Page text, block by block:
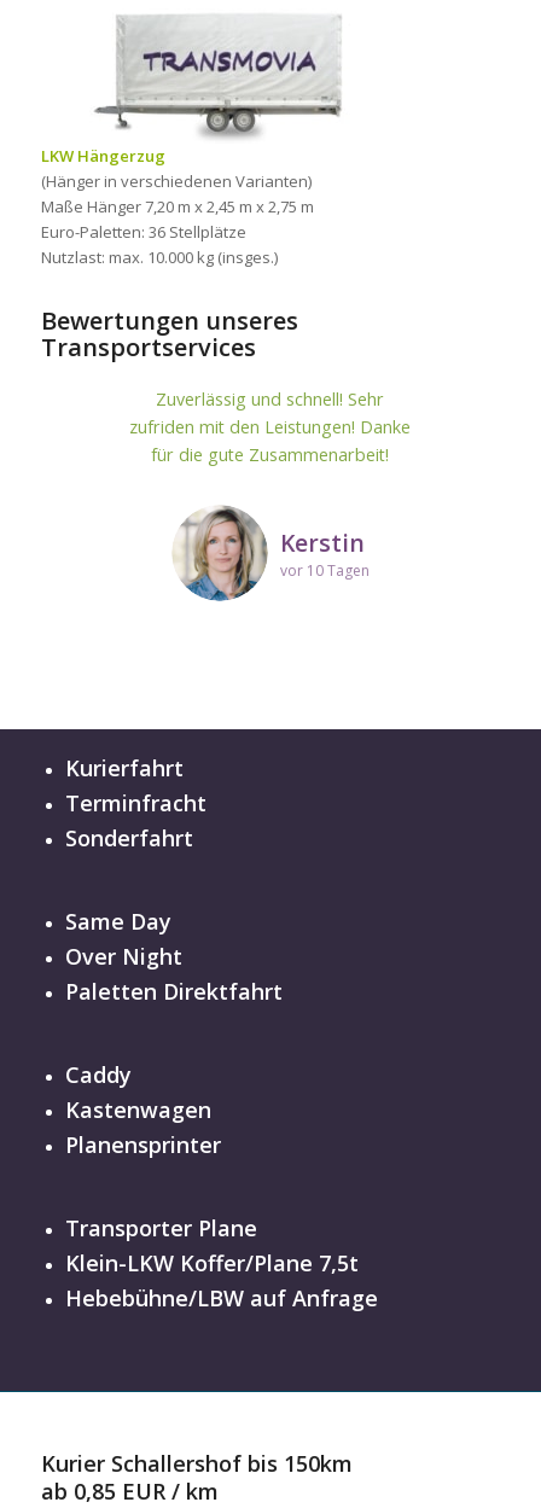
LKW Hängerzug
(Hänger in verschiedenen Varianten)
Maße Hänger 7,20 m x 2,45 m x 2,75 m
Euro-Paletten: 36 Stellplätze
Nutzlast: max. 10.000 kg (insges.)
Bewertungen unseres
Transportservices
Zuverlässig und schnell! Sehr
zufriden mit den Leistungen! Danke
für die gute Zusammenarbeit!
Kerstin
vor 10 Tagen
Kurierfahrt
Terminfracht
Sonderfahrt
Same Day
Over Night
Paletten Direktfahrt
Caddy
Kastenwagen
Planensprinter
Transporter Plane
Klein-LKW Koffer/Plane 7,5t
Hebebühne/LBW auf Anfrage
Kurier Schallershof bis 150km
ab 0,85 EUR / km